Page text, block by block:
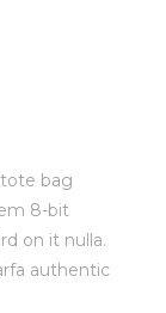
bag
8-bit
on it nulla.
authentic